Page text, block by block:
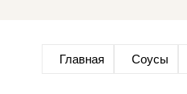
Главная Соусы